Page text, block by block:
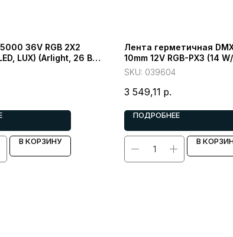
36V RGB 2X2
LUX) (Arlight, 26 Вт/
В КОРЗИНУ
Лента герметичная
10mm 12V RGB-PX3 (14
5060, 5m) (Arlight, -)
SKU: 039604
3 549,11 р.
ПОДРОБНЕЕ
В